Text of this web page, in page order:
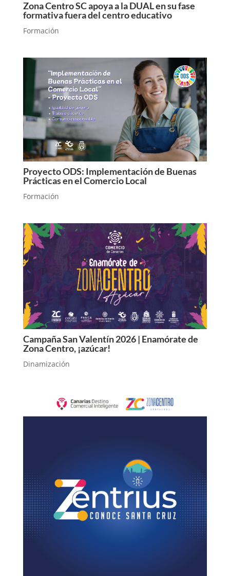
Zona Centro SC apoya a la DUAL en su fase
formativa fuera del centro educativo
Formación
Proyecto ODS: Implementación de Buenas
Prácticas en el Comercio Local
Formación
Campaña San Valentín 2026 | Enamórate de
Zona Centro, ¡azúcar!
Dinamización